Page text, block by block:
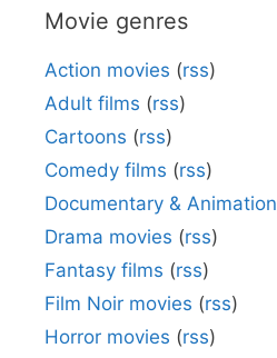
Movie genres
Action movies (rss)
Adult films (rss)
Cartoons (rss)
Comedy films (rss)
Documentary & Animation
Drama movies (rss)
Fantasy films (rss)
Film Noir movies (rss)
Horror movies (rss)